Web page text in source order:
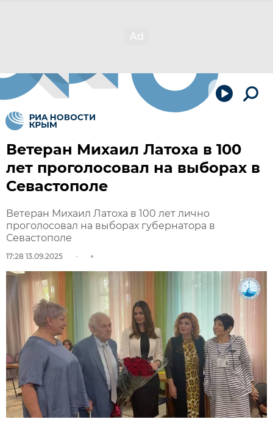
Ветеран Михаил Латоха в 100
лет проголосовал на выборах в
Севастополе
Ветеран Михаил Латоха в 100 лет лично
проголосовал на выборах губернатора в
Севастополе
17:28 13.09.2025